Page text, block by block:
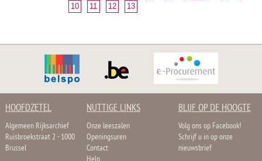
10
11 12 13
HOOFDZETEL
Algemeen Rijksarchief
Ruisbroekstraat 2 - 1000
Brussel
NUTTIGE LINKS
Onze leeszalen
Openingsuren
Contact
BLIJF OP DE HOOGTE
Volg ons op Facebook!
Schrijf u in op onze
nieuwsbrief